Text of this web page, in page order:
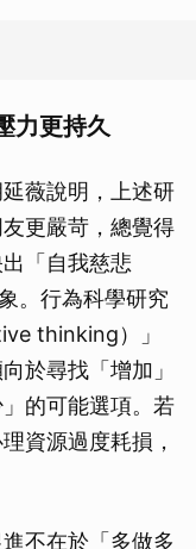
力更持久
薇說明，上述研
更嚴苛，總覺得
「自我慈悲
。行為科學研究
thinking）」
於尋找「增加」
的可能選項。若
資源過度耗損，
不在於「多做多